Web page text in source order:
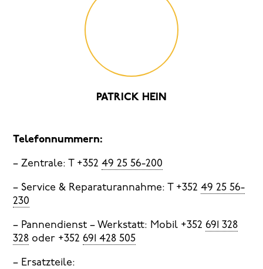
PATRICK HEIN
Telefonnummern:
– Zentrale: T +35249 25 56-200
– Service & Reparaturannahme: T +35249 25 56-
230
– Pannendienst – Werkstatt: Mobil +352691 328
328 oder +352691 428 505
– Ersatzteile: